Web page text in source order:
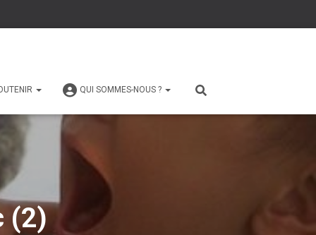
QUI SOMMES-NOUS ?
(2)